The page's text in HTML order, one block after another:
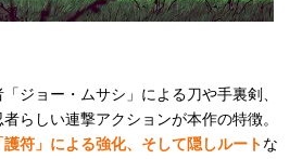
ジョー・ムサシ」による刀や手裏剣、
らしい連撃アクションが本作の特徴。
符」による強化、そして隠しルートな